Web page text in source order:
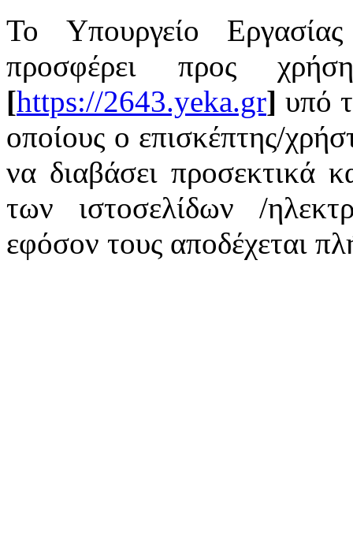
Το Υπουργείο
προσφέρει προς
[https://2643.yeka.gr] υπό
οποίους ο επισκέπτης/
να διαβάσει προσεκτικά
των ιστοσελίδων /
εφόσον τους αποδέχεται